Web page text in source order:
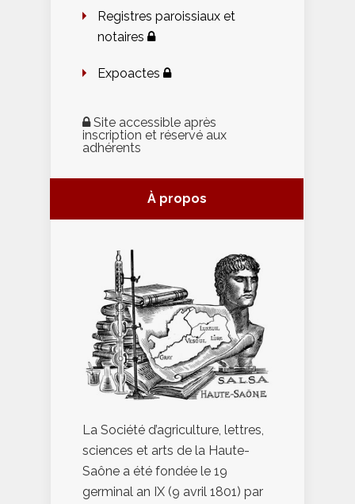
Registres paroissiaux et
notaires
Expoactes
Site accessible après
inscription et réservé aux
adhérents
À propos
La Société d’agriculture, lettres,
sciences et arts de la Haute-
Saône a été fondée le 19
germinal an IX (9 avril 1801) par